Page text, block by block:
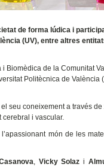
de forma lúdica i
(UV), entre altres
Biomèdica de la Comunitat
Politècnica de València
seu coneixement a través
i vascular.
món de les
Vicky Solaz i